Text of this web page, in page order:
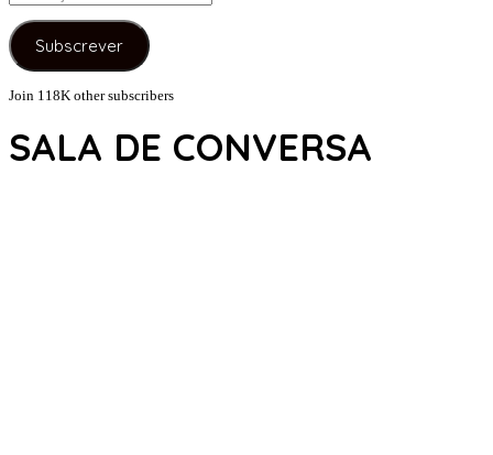
de
e-
mail
Subscrever
Join 118K other subscribers
SALA DE CONVERSA